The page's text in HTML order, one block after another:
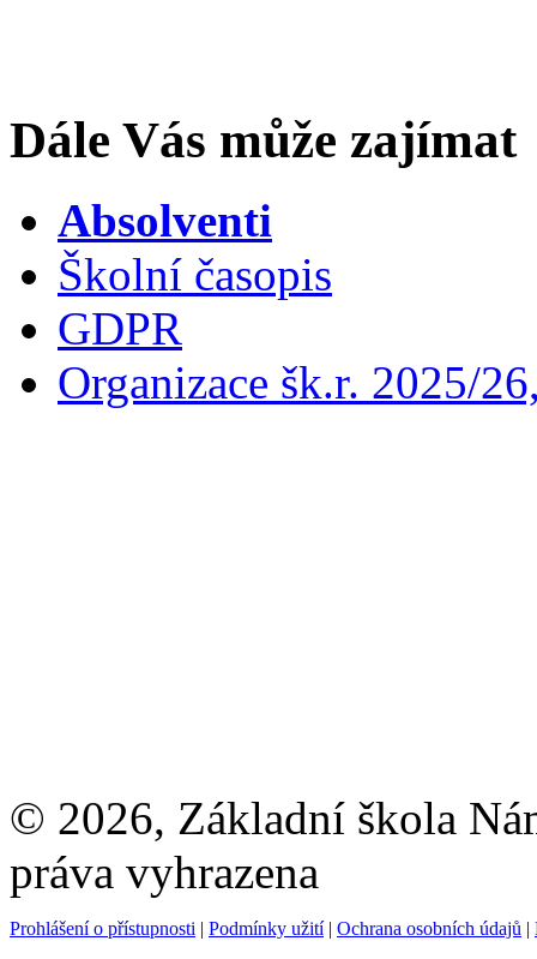
Dále Vás může zajímat
Absolventi
Školní časopis
GDPR
Organizace šk.r. 2025/
© 2026, Základní škola
práva vyhrazena
Prohlášení o přístupnosti | Podmínky užití| Ochrana osobních údajů |